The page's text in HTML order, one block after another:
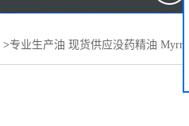
>专业生产油 现货供应没药精油 Myrrh